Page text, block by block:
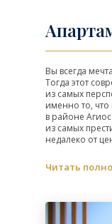
Вы всегда
Тогда этот
из самых
именно то,
в районе
из самых
недалеко от
Читать